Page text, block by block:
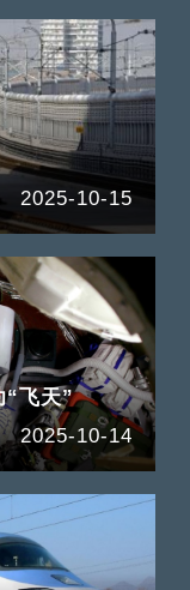
2025-10-15
“飞天”
2025-10-14